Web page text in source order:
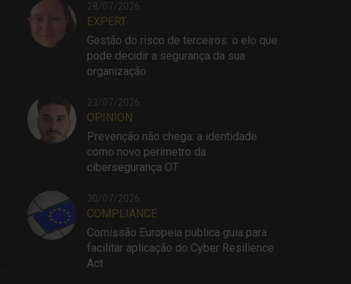
28/07/2026
EXPERT
Gestão do risco de terceiros: o elo que
pode decidir a segurança da sua
organização
23/07/2026
OPINION
Prevenção não chega: a identidade
como novo perímetro da
cibersegurança OT
30/07/2026
COMPLIANCE
Comissão Europeia publica guia para
facilitar aplicação do Cyber Resilience
Act